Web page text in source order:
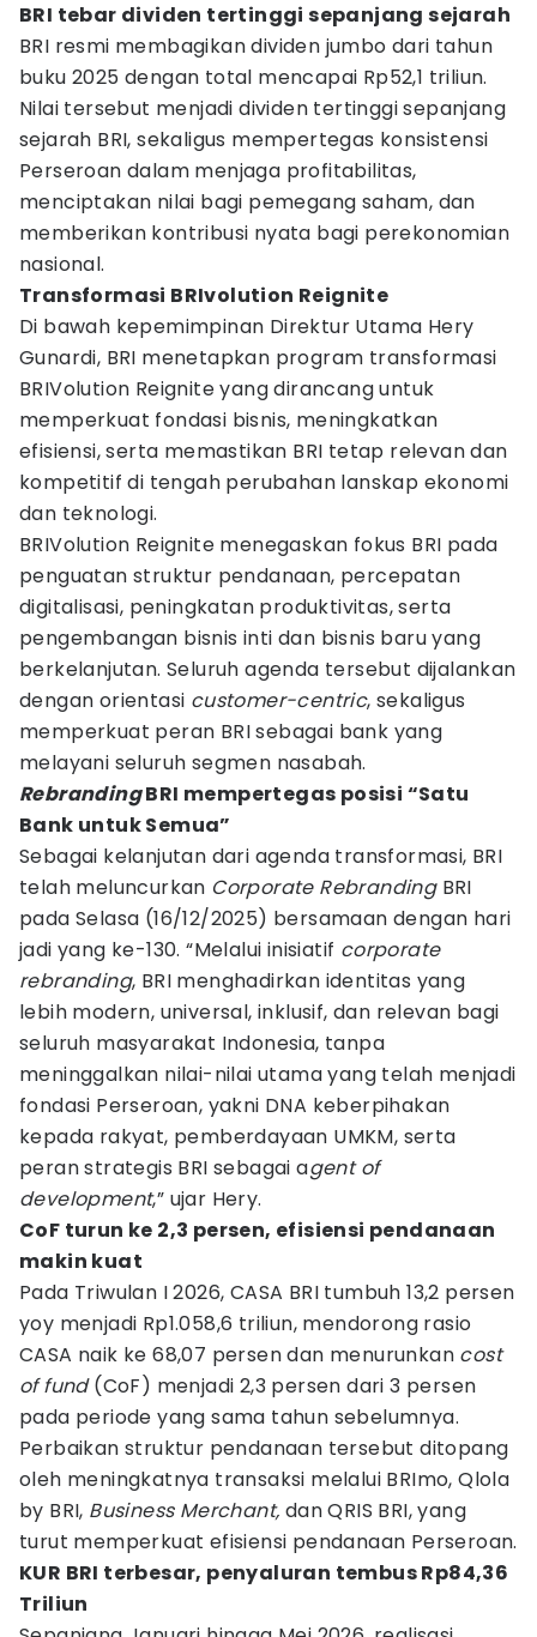
BRI tebar dividen tertinggi sepanjang sejarah
BRI resmi membagikan dividen jumbo dari tahun
buku 2025 dengan total mencapai Rp52,1 triliun.
Nilai tersebut menjadi dividen tertinggi sepanjang
sejarah BRI, sekaligus mempertegas konsistensi
Perseroan dalam menjaga profitabilitas,
menciptakan nilai bagi pemegang saham, dan
memberikan kontribusi nyata bagi perekonomian
nasional.
Transformasi BRIvolution Reignite
Di bawah kepemimpinan Direktur Utama Hery
Gunardi, BRI menetapkan program transformasi
BRIVolution Reignite yang dirancang untuk
memperkuat fondasi bisnis, meningkatkan
efisiensi, serta memastikan BRI tetap relevan dan
kompetitif di tengah perubahan lanskap ekonomi
dan teknologi.
BRIVolution Reignite menegaskan fokus BRI pada
penguatan struktur pendanaan, percepatan
digitalisasi, peningkatan produktivitas, serta
pengembangan bisnis inti dan bisnis baru yang
berkelanjutan. Seluruh agenda tersebut dijalankan
dengan orientasi customer-centric, sekaligus
memperkuat peran BRI sebagai bank yang
melayani seluruh segmen nasabah.
RebrandingBRI mempertegas posisi “Satu
Bank untuk Semua”
Sebagai kelanjutan dari agenda transformasi, BRI
telah meluncurkan Corporate RebrandingBRI
pada Selasa (16/12/2025) bersamaan dengan hari
jadi yang ke-130. “Melalui inisiatif corporate
rebranding, BRI menghadirkan identitas yang
lebih modern, universal, inklusif, dan relevan bagi
seluruh masyarakat Indonesia, tanpa
meninggalkan nilai-nilai utama yang telah menjadi
fondasi Perseroan, yakni DNA keberpihakan
kepada rakyat, pemberdayaan UMKM, serta
peran strategis BRI sebagai agent of
development,” ujar Hery.
CoF turun ke 2,3 persen, efisiensi pendanaan
makin kuat
Pada Triwulan I 2026, CASA BRI tumbuh 13,2 persen
yoy menjadi Rp1.058,6 triliun, mendorong rasio
CASA naik ke 68,07 persen dan menurunkan cost
of fund(CoF) menjadi 2,3 persen dari 3 persen
pada periode yang sama tahun sebelumnya.
Perbaikan struktur pendanaan tersebut ditopang
oleh meningkatnya transaksi melalui BRImo, Qlola
by BRI, Business Merchant, dan QRIS BRI, yang
turut memperkuat efisiensi pendanaan Perseroan.
KUR BRI terbesar, penyaluran tembus Rp84,36
Triliun